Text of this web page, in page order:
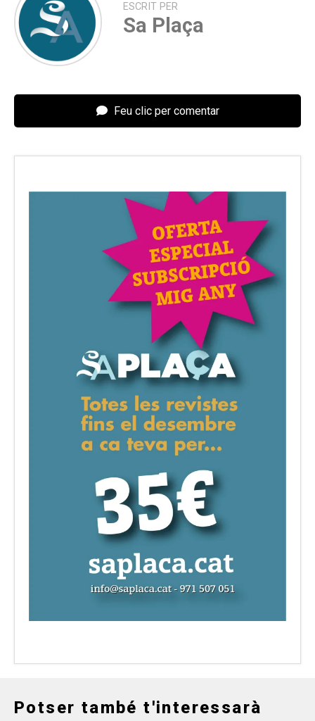
ESCRIT PER
Sa Plaça
Feu clic per comentar
Potser també t'interessarà